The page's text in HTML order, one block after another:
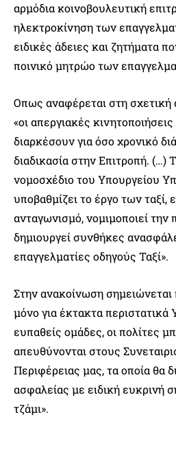
αρμόδια κοινοβουλευτική
ηλεκτροκίνηση των
ειδικές άδειες και ζητήματα
ποινικό μητρώο των
Οπως αναφέρεται στη
«οι απεργιακές
διαρκέσουν για όσο χρονικό
διαδικασία στην Επιτροπή.
νομοσχέδιο του Υπουργείου
υποβαθμίζει το έργο των ταξί,
ανταγωνισμό, νομιμοποιεί την
δημιουργεί συνθήκες
επαγγελματίες οδηγούς Ταξί».
Στην ανακοίνωση
μόνο για έκτακτα περιστατικά
ευπαθείς ομάδες, οι πολίτες
απευθύνονται στους
Περιφέρειας μας, τα οποία θα
ασφαλείας με ειδική ευκρινή
τζάμι».